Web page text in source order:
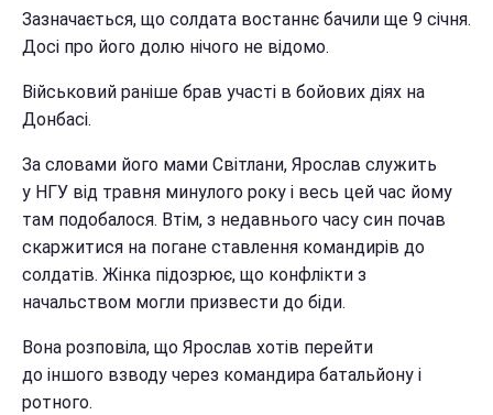
Зазначається, що солдата востаннє бачили ще 9 січня.
Досі про його долю нічого не відомо.
Військовий раніше брав участі в бойових діях на
Донбасі.
За словами його мами Світлани, Ярослав служить
у НГУ від травня минулого року і весь цей час йому
там подобалося. Втім, з недавнього часу син почав
скаржитися на погане ставлення командирів до
солдатів. Жінка підозрює, що конфлікти з
начальством могли призвести до біди.
Вона розповіла, що Ярослав хотів перейти
до іншого взводу через командира батальйону і
ротного.